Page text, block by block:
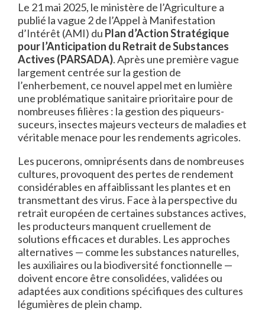
Le 21 mai 2025, le ministère de l’Agriculture a
publié la vague 2 de l’Appel à Manifestation
d’Intérêt (AMI) du Plan d’Action Stratégique
pour l’Anticipation du Retrait de Substances
Actives (PARSADA). Après une première vague
largement centrée sur la gestion de
l’enherbement, ce nouvel appel met en lumière
une problématique sanitaire prioritaire pour de
nombreuses filières : la gestion des piqueurs-
suceurs, insectes majeurs vecteurs de maladies et
véritable menace pour les rendements agricoles.
Les pucerons, omniprésents dans de nombreuses
cultures, provoquent des pertes de rendement
considérables en affaiblissant les plantes et en
transmettant des virus. Face à la perspective du
retrait européen de certaines substances actives,
les producteurs manquent cruellement de
solutions efficaces et durables. Les approches
alternatives — comme les substances naturelles,
les auxiliaires ou la biodiversité fonctionnelle —
doivent encore être consolidées, validées ou
adaptées aux conditions spécifiques des cultures
légumières de plein champ.